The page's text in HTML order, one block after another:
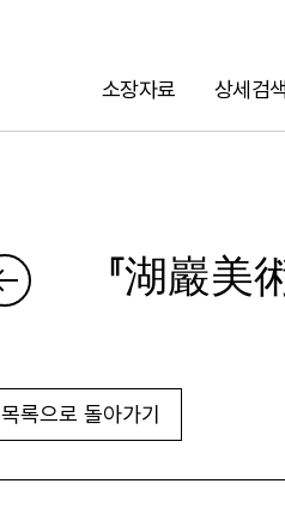
소장자료 상세검색
『湖巖美
목록으로 돌아가기